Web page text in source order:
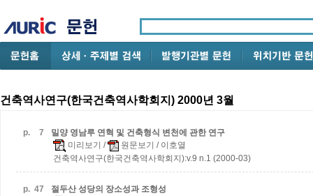
건축역사연구(한국건축역사학회지) 2000년 3월
p. 7
밀양 영남루 연혁 및 건축형식 변천에 관한 연구
미리보기 / 원문보기 / 이호열
건축역사연구(한국건축역사학회지):v.9 n.1 (2000-03)
p. 47
절두산 성당의 장소성과 조형성